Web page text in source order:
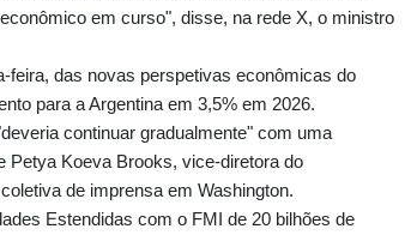
em curso", disse, na rede X, o ministro
feira, das novas perspetivas econômicas do
para a Argentina em 3,5% em 2026.
continuar gradualmente" com uma
Petya Koeva Brooks, vice-diretora do
de imprensa em Washington.
Estendidas com o FMI de 20 bilhões de